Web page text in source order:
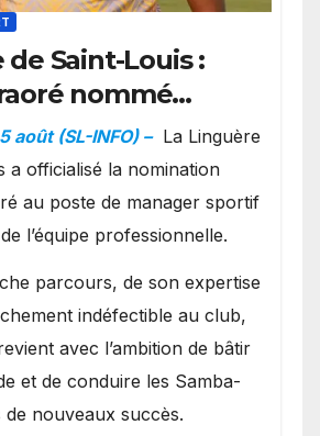
Saint-Louis :
nommé
sportif et
de l’équipe
août (SL-INFO) – La Linguère
a officialisé la nomination
au poste de manager sportif
l’équipe professionnelle.
parcours, de son expertise
indéfectible au club,
avec l’ambition de bâtir
et de conduire les Samba-
de nouveaux succès.